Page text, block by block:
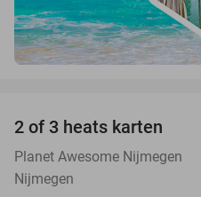
2 of 3 heats karten
Planet Awesome Nijmegen
Nijmegen